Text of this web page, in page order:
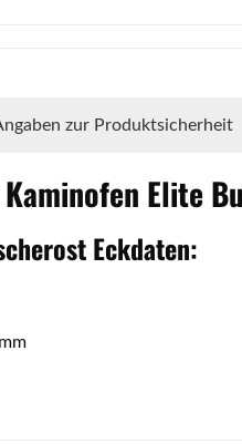
zur Produktsicherheit
Elite
Eckdaten: